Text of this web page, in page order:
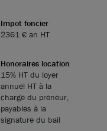
Impot foncier
2361 € an HT
Honoraires location
15% HT du loyer
annuel HT à la
charge du preneur,
payables à la
signature du bail